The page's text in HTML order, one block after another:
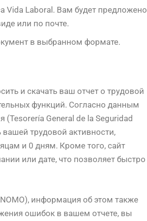
Vida Laboral. Вам будет предложено
или по почте.
в выбранном формате.
и скачать ваш отчет о трудовой
функций. Согласно данным
(Tesorería General de la Seguridad
трудовой активности,
и 0 дням. Кроме того, сайт
или дате, что позволяет быстро
информация об этом также
ошибок в вашем отчете, вы